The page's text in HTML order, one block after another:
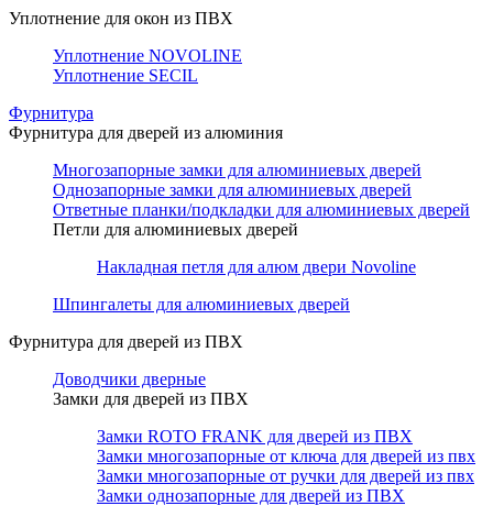
Уплотнение для окон из ПВХ
Уплотнение NOVOLINE
Уплотнение SECIL
Фурнитура
Фурнитура для дверей из алюминия
Многозапорные замки для алюминиевых дверей
Однозапорные замки для алюминиевых дверей
Ответные планки/подкладки для алюминиевых дверей
Петли для алюминиевых дверей
Накладная петля для алюм двери Novoline
Шпингалеты для алюминиевых дверей
Фурнитура для дверей из ПВХ
Доводчики дверные
Замки для дверей из ПВХ
Замки ROTO FRANK для дверей из ПВХ
Замки многозапорные от ключа для дверей из пвх
Замки многозапорные от ручки для дверей из пвх
Замки однозапорные для дверей из ПВХ